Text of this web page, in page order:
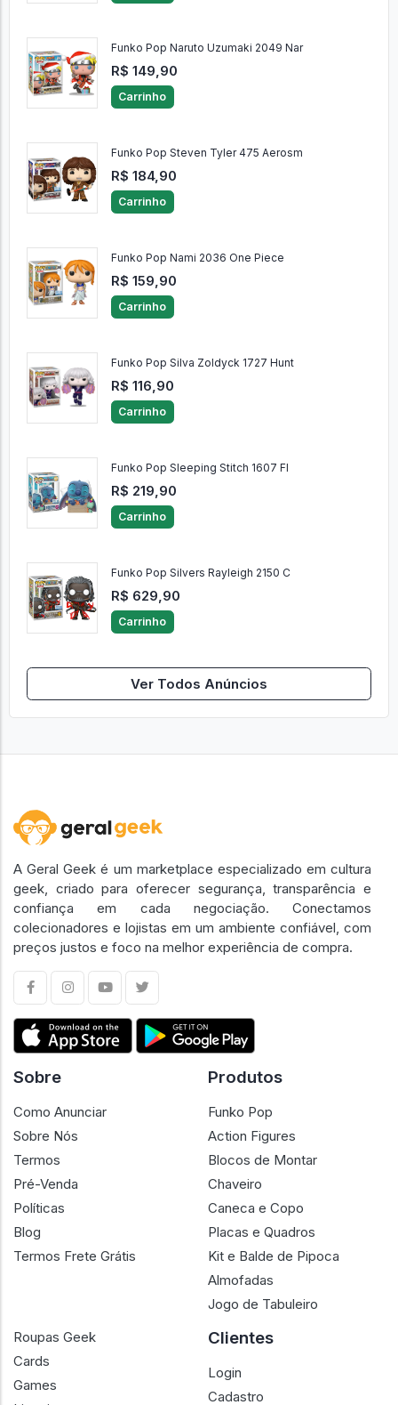
Funko Pop Naruto Uzumaki 2049 Nar
R$ 149,90
Carrinho
Funko Pop Steven Tyler 475 Aerosm
R$ 184,90
Carrinho
Funko Pop Nami 2036 One Piece
R$ 159,90
Carrinho
Funko Pop Silva Zoldyck 1727 Hunt
R$ 116,90
Carrinho
Funko Pop Sleeping Stitch 1607 Fl
R$ 219,90
Carrinho
Funko Pop Silvers Rayleigh 2150 C
R$ 629,90
Carrinho
Ver Todos Anúncios
A Geral Geek é um marketplace especializado em cultura
geek, criado para oferecer segurança, transparência e
confiança em cada negociação. Conectamos
colecionadores e lojistas em um ambiente confiável, com
preços justos e foco na melhor experiência de compra.
Sobre
Como Anunciar
Sobre Nós
Termos
Pré-Venda
Políticas
Blog
Termos Frete Grátis
Produtos
Funko Pop
Action Figures
Blocos de Montar
Chaveiro
Caneca e Copo
Placas e Quadros
Kit e Balde de Pipoca
Almofadas
Jogo de Tabuleiro
Roupas Geek
Cards
Games
Clientes
Login
Cadastro